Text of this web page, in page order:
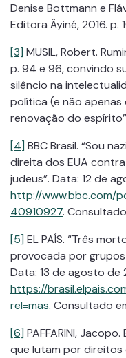
Denise Bottmann e
Editora Âyiné, 2016. p.
[3] MUSIL, Robert.
p. 94 e 96, convindo
silêncio na
política (e não apenas
renovação do
[4] BBC Brasil. “Sou
direita dos EUA
judeus”. Data: 12 de
http://www.bbc.com/
40910927.
[5] EL PAÍS. “Três
provocada por
Data: 13 de agosto de
https://
rel=mas. Consultado
[6] PAFFARINI,
que lutam por direitos